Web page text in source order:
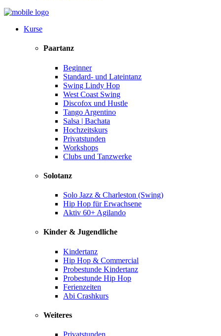
Kurse
Paartanz
Beginner
Standard- und Lateintanz
Swing Lindy Hop
West Coast Swing
Discofox und Hustle
Tango Argentino
Salsa | Bachata
Hochzeitskurs
Privatstunden
Workshops
Clubs und Tanzwerke
Solotanz
Solo Jazz & Charleston (Swing)
Hip Hop für Erwachsene
Aktiv 60+ Agilando
Kinder & Jugendliche
Kindertanz
Hip Hop & Commercial
Probestunde Kindertanz
Probestunde Hip Hop
Ferienzeiten
Abi Crashkurs
Weiteres